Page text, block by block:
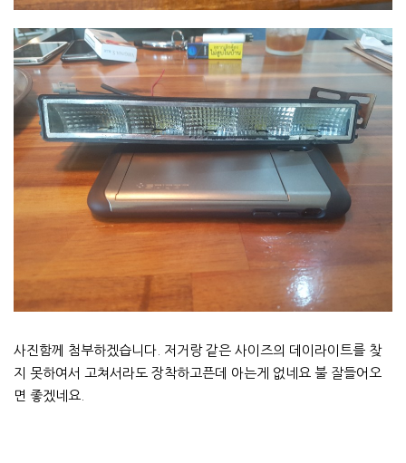
사진함께 첨부하겠습니다. 저거랑 같은 사이즈의 데이라이트를 찾
지 못하여서 고쳐서라도 장착하고픈데 아는게 없네요 불 잘들어오
면 좋겠네요.